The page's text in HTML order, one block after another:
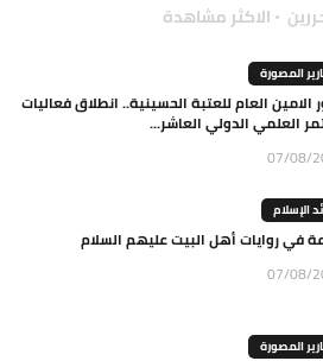
الاكثر مشاهدة
المصورة
الامين العام للعتبة الحسينية.. انطلاق فعاليات
العلمي الدولي العاشر...
07/08/
الإسلام
في روايات أهل البيت عليهم السلام
07/08/
المصورة